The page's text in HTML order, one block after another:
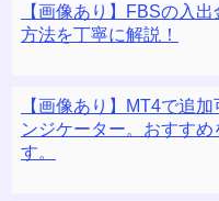
【画像あり】FBSの入
方法を丁寧に解説！
【画像あり】MT4で追
ンジケーター。おすすめ
す。